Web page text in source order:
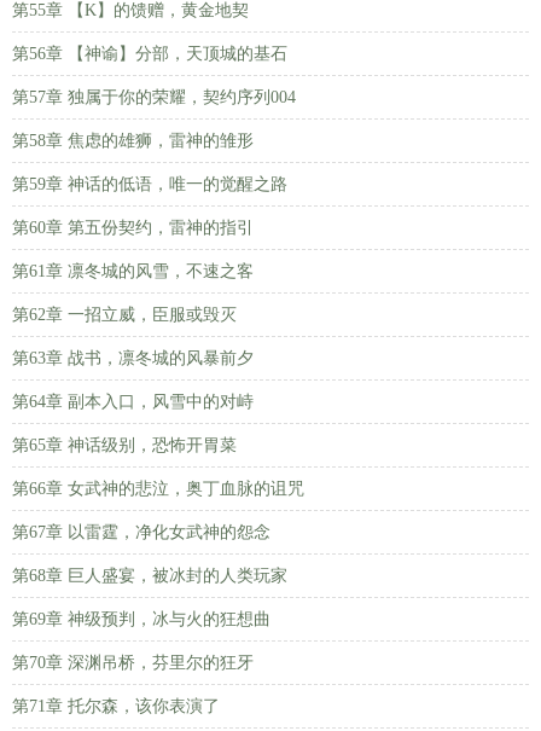
第55章 【K】的馈赠，黄金地契
第56章 【神谕】分部，天顶城的基石
第57章 独属于你的荣耀，契约序列004
第58章 焦虑的雄狮，雷神的雏形
第59章 神话的低语，唯一的觉醒之路
第60章 第五份契约，雷神的指引
第61章 凛冬城的风雪，不速之客
第62章 一招立威，臣服或毁灭
第63章 战书，凛冬城的风暴前夕
第64章 副本入口，风雪中的对峙
第65章 神话级别，恐怖开胃菜
第66章 女武神的悲泣，奥丁血脉的诅咒
第67章 以雷霆，净化女武神的怨念
第68章 巨人盛宴，被冰封的人类玩家
第69章 神级预判，冰与火的狂想曲
第70章 深渊吊桥，芬里尔的狂牙
第71章 托尔森，该你表演了